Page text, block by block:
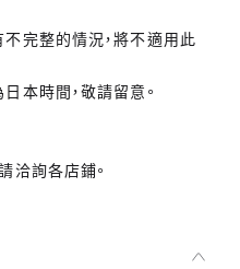
完整的情況，將不適用此
本時間，敬請留意。
洽詢各店鋪。